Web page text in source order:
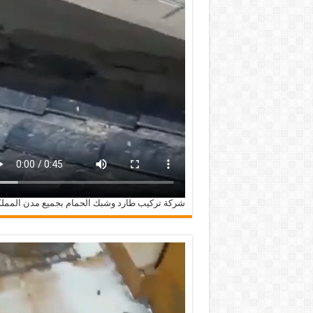
شركة تركيب طارد وشبك الحمام بجميع مدن